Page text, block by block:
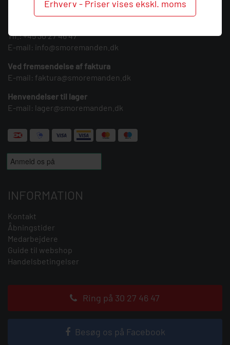
Erhverv - Priser vises ekskl. moms
Søndergården 3
9640 Farsø
Tlf.:+45 30 27 46 47
E-mail: info@smoremanden.dk
Ved fremsendelse af faktura
E-mail: faktura@smoremanden.dk
Henvendelser til lager
E-mail: lager@smoremanden.dk
INFORMATION
Kontakt
Åbningstider
Medarbejdere
Guide til webshop
Handelsbetingelser
Ring på 30 27 46 47
Besøg os på Facebook